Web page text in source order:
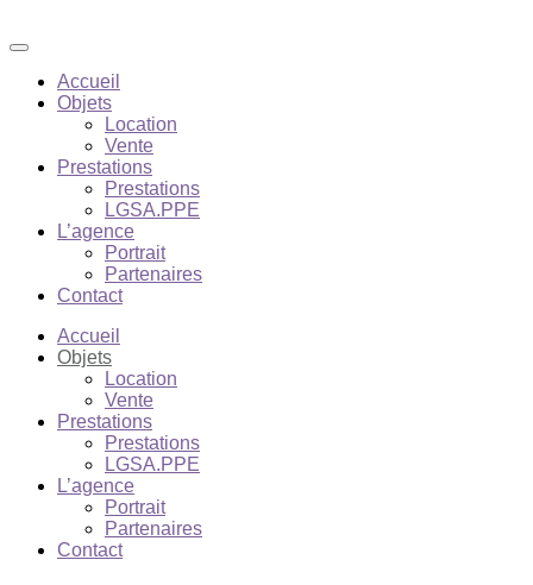
Accueil
Objets
Location
Vente
Prestations
Prestations
LGSA.PPE
L’agence
Portrait
Partenaires
Contact
Accueil
Objets
Location
Vente
Prestations
Prestations
LGSA.PPE
L’agence
Portrait
Partenaires
Contact